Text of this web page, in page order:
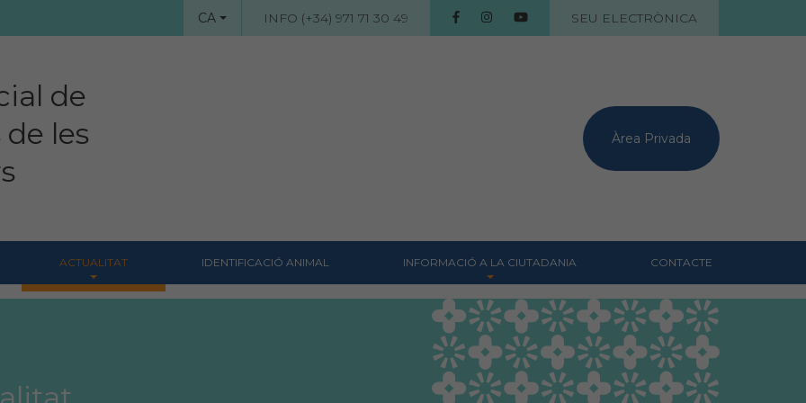
CA INFO (+34) 971 71 30 49 SEU ELECTRÒNICA
de
les
Àrea Privada
ACTUALITAT
Hemeroteca
IDENTIFICACIÓ ANIMAL INFORMACIÓ A LA CIUTADANIA
Centres veterinaris
Col·legiats
Consells per a les teves
mascotes
CONTACTE